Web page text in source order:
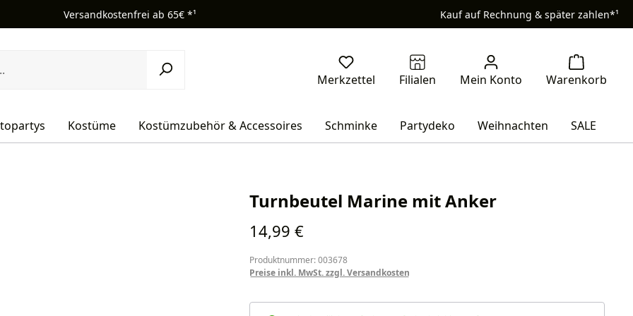
Versandkostenfrei ab 65€ *¹ Kauf auf Rechnung & später zahlen*¹
Kostüme Kostümzubehör & Accessoires Schminke Partydeko Weihnachten SALE
Turnbeutel Marine mit Anker
Regulärer Preis:
14,99 €
Produktnummer: 003678
Preise inkl. MwSt. zzgl. Versandkosten